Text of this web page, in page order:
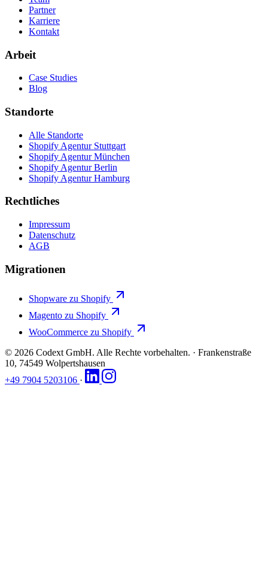
Partner
Karriere
Kontakt
Arbeit
Case Studies
Blog
Standorte
Alle Standorte
Shopify Agentur Stuttgart
Shopify Agentur München
Shopify Agentur Berlin
Shopify Agentur Hamburg
Rechtliches
Impressum
Datenschutz
AGB
Migrationen
Shopware zu Shopify
Magento zu Shopify
WooCommerce zu Shopify
© 2026 Codext GmbH. Alle Rechte vorbehalten. · Frankenstraße
10, 74549 Wolpertshausen
+49 7904 5203106 ·